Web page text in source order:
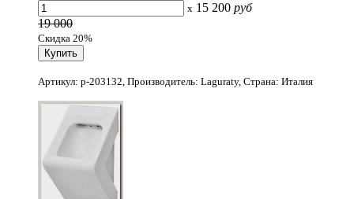
x 15 200 руб
19 000
Скидка 20%
Артикул: p-203132, Производитель: Laguraty, Страна: Италия